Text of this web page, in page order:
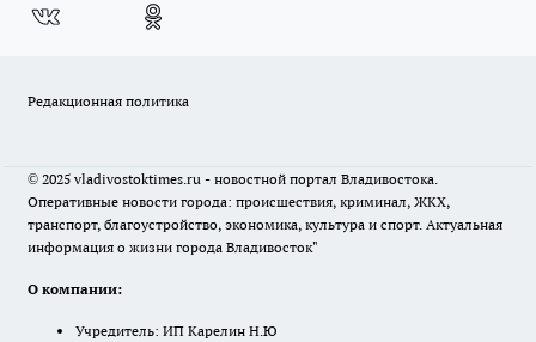
Редакционная политика
© 2025 vladivostoktimes.ru - новостной портал Владивостока.
Оперативные новости города: происшествия, криминал, ЖКХ,
транспорт, благоустройство, экономика, культура и спорт. Актуальная
информация о жизни города Владивосток"
О компании:
Учредитель: ИП Карелин Н.Ю